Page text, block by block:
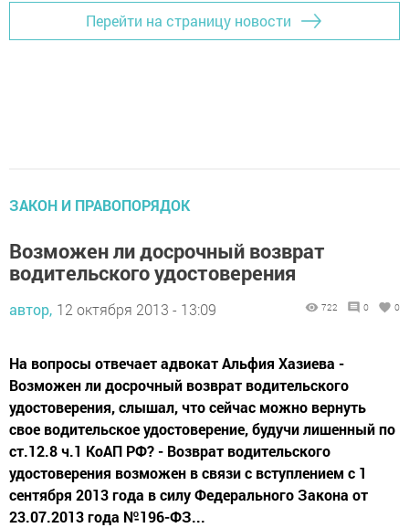
Перейти на страницу новости
ЗАКОН И ПРАВОПОРЯДОК
Возможен ли досрочный возврат
водительского удостоверения
автор, 12 октября 2013 - 13:09 722 0 0
На вопросы отвечает адвокат Альфия Хазиева -
Возможен ли досрочный возврат водительского
удостоверения, слышал, что сейчас можно вернуть
свое водительское удостоверение, будучи лишенный по
ст.12.8 ч.1 КоАП РФ? - Возврат водительского
удостоверения возможен в связи с вступлением с 1
сентября 2013 года в силу Федерального Закона от
23.07.2013 года №196-ФЗ...